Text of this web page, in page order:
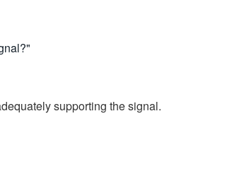
supporting the signal.